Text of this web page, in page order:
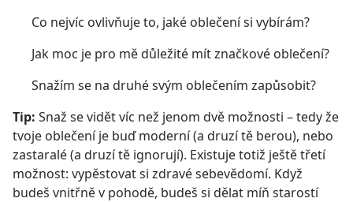
Co nejvíc ovlivňuje to, jaké oblečení si vybírám?
Jak moc je pro mě důležité mít značkové oblečení?
Snažím se na druhé svým oblečením zapůsobit?
Tip: Snaž se vidět víc než jenom dvě možnosti – tedy že
tvoje oblečení je buď moderní (a druzí tě berou), nebo
zastaralé (a druzí tě ignorují). Existuje totiž ještě třetí
možnost: vypěstovat si zdravé sebevědomí. Když
budeš vnitřně v pohodě, budeš si dělat míň starostí